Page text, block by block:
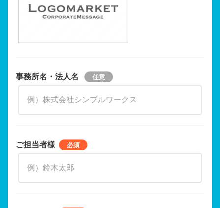
事務所名・法人名
ご担当者様